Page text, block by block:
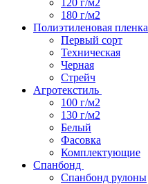
120 г/м2
180 г/м2
Полиэтиленовая пленка
Первый сорт
Техническая
Черная
Стрейч
Агротекстиль
100 г/м2
130 г/м2
Белый
Фасовка
Комплектующие
Спанбонд
Спанбонд рулоны